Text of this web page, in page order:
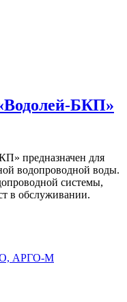
БКП»
предназначен для
водопроводной воды.
системы,
в обслуживании.